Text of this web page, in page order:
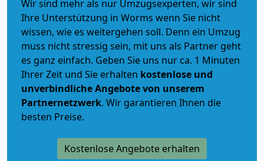
Wir sind mehr als nur Umzugsexperten, wir sind
Ihre Unterstützung in Worms wenn Sie nicht
wissen, wie es weitergehen soll. Denn ein Umzug
muss nicht stressig sein, mit uns als Partner geht
es ganz einfach. Geben Sie uns nur ca. 1 Minuten
Ihrer Zeit und Sie erhalten kostenlose und
unverbindlicheAngebote von unserem
Partnernetzwerk. Wir garantieren Ihnen die
besten Preise.
Kostenlose Angebote erhalten